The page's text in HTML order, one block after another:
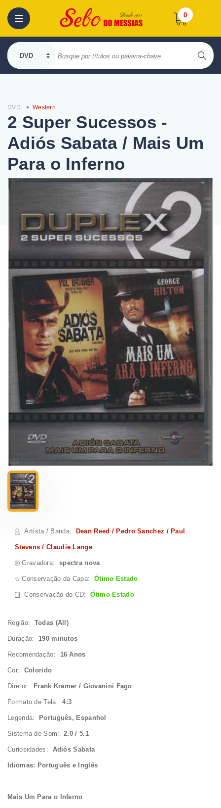
0
DVD Western
2 Super Sucessos -
Adiós Sabata / Mais Um
Para o Inferno
Artista / Banda: Dean Reed / Pedro Sanchez / Paul
Stevens / Claudie Lange
Gravadora: spectra nova
Conservação da Capa: Ótimo Estado
Conservação do CD:Ótimo Estado
Região: Todas (All)
Duração: 190 minutos
Recomendação: 16 Anos
Cor: Colorido
Diretor: Frank Kramer / Giovanini Fago
Formato de Tela:4:3
Legenda: Português, Espanhol
Sistema de Som:2.0 / 5.1
Curiosidades: Adiós Sabata
Idiomas: Português e Inglês
Mais Um Para o Inferno